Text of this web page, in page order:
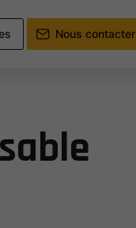
Nous contacter